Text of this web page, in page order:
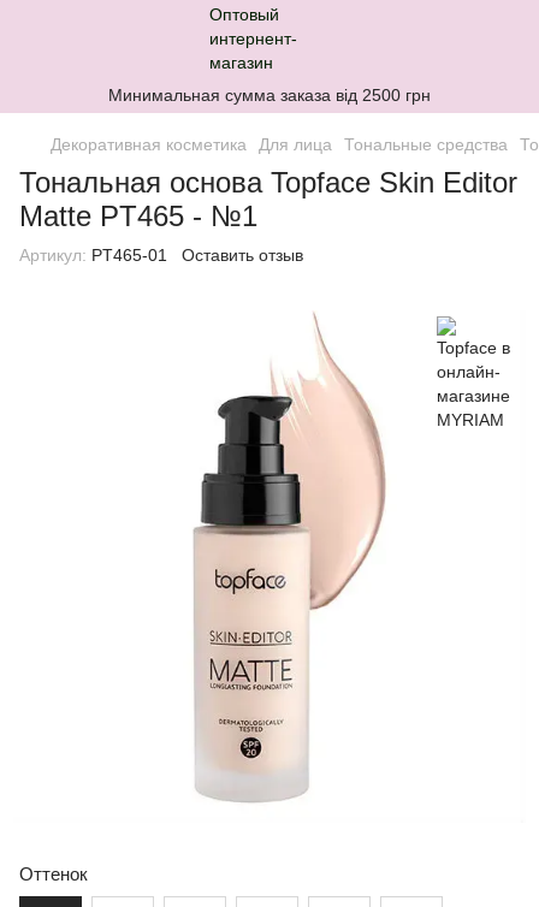
Минимальная сумма заказа від 2500 грн
Декоративная косметика Для лица Тональные средства
Тональная основа Topface Skin Editor
Matte PT465 - №1
Артикул: PT465-01 Оставить отзыв
Оттенок